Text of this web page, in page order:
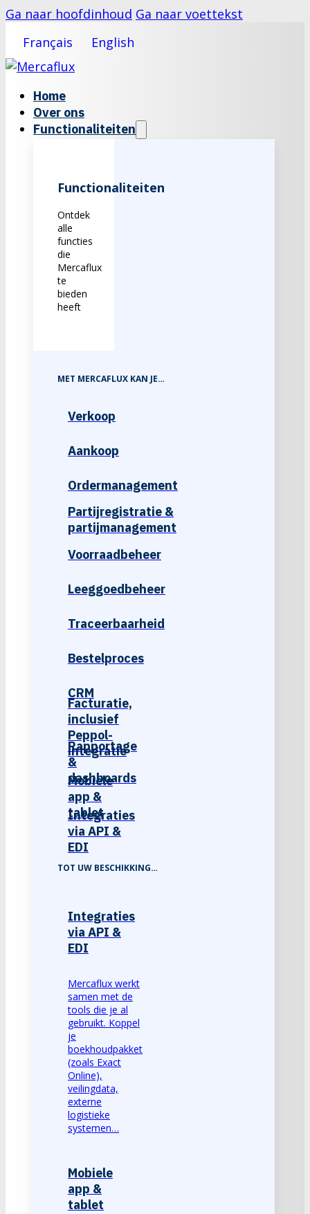
Ga naar hoofdinhoud Ga naar voettekst
Français
English
Home
Over ons
Functionaliteiten
Functionaliteiten
Ontdek
alle
functies
die
Mercaflux
te
bieden
heeft
MET MERCAFLUX KAN JE…
Verkoop
Aankoop
Ordermanagement
Partijregistratie &
partijmanagement
Voorraadbeheer
Leeggoedbeheer
Traceerbaarheid
Bestelproces
CRM
Facturatie,
inclusief
Peppol-
integratie
Rapportage
&
dashboards
Mobiele
app &
tablet
Integraties
via API &
EDI
TOT UW BESCHIKKING…
Integraties
via API &
EDI
Mercaflux werkt
samen met de
tools die je al
gebruikt. Koppel
je
boekhoudpakket
(zoals Exact
Online),
veilingdata,
externe
logistieke
systemen…
Mobiele
app &
tablet